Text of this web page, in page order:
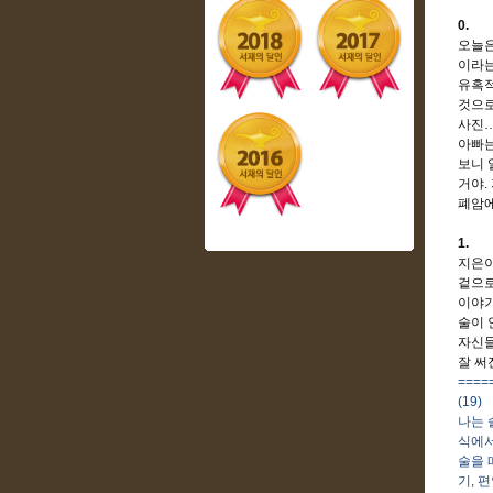
0.
오늘
이라
유혹
것으
사진
아빠
보니
거야.
폐암
1.
지은
겉으
이야
술이
자신
잘 써
(19)
나는
식에
술을
기 ,